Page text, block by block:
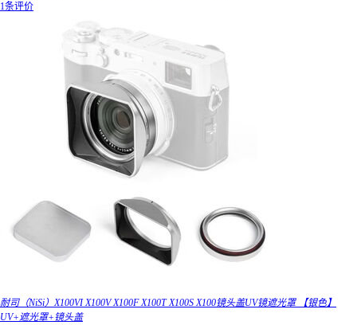
1条评价
耐司（NiSi）X100VI X100V X100F X100T X100S X100镜头盖UV镜遮光罩 【银色】
UV+遮光罩+镜头盖